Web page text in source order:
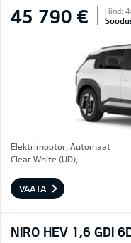
45 790 € Hind:
Elektrimootor, Automaat
Clear White (UD),
VAATA
NIRO HEV 1,6 GDI